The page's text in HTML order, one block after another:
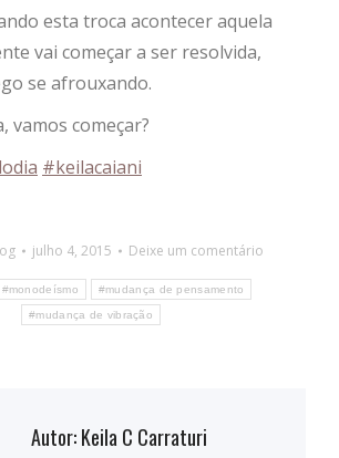
esta troca acontecer aquela
vai começar a ser resolvida,
se afrouxando.
vamos começar?
#‎keilacaiani‬
julho 4, 2015
Deixe um comentário
#monodeísmo #mudança de pensamento
#mudança de vibração
Autor:Keila C Carraturi